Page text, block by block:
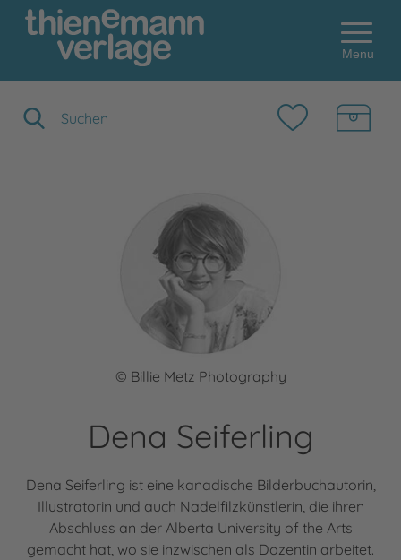
Menu
© Billie Metz Photography
Dena Seiferling
Dena Seiferling ist eine kanadische Bilderbuchautorin,
Illustratorin und auch Nadelfilzkünstlerin, die ihren
Abschluss an der Alberta University of the Arts
gemacht hat, wo sie inzwischen als Dozentin arbeitet.